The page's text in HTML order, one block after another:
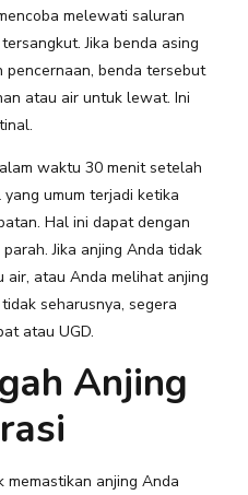
melewati saluran
Jika benda asing
benda tersebut
atau air untuk lewat. Ini
waktu 30 menit setelah
umum terjadi ketika
Hal ini dapat dengan
Jika anjing Anda tidak
air, atau Anda melihat anjing
seharusnya, segera
atau UGD.
Anjing
anjing Anda